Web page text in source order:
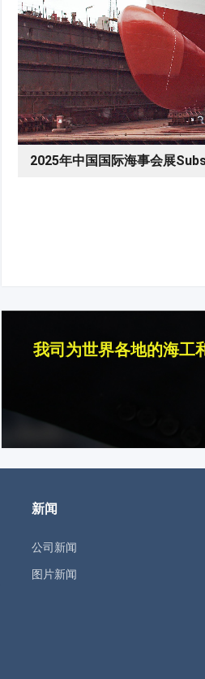
2025年中国国际海事会展
我司为世界各地的海工
新闻
公司新闻
图片新闻